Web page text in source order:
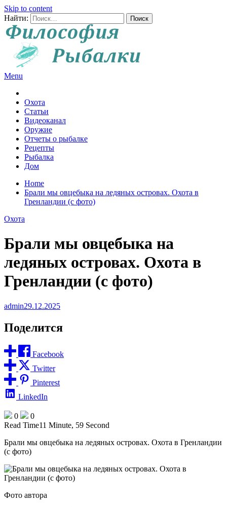
Skip to content
Найти:
Menu
Охота
Статьи
Видеоканал
Оружие
Отчеты о рыбалке
Рецепты
Рыбалка
Дом
Home
Брали мы овцебыка на ледяных островах. Охота в
Гренландии (с фото)
Охота
Брали мы овцебыка на
ледяных островах. Охота в
Гренландии (с фото)
admin29.12.2025
Поделится
Facebook
Twitter
Pinterest
LinkedIn
0
0
Read Time11 Minute, 59 Second
Брали мы овцебыка на ледяных островах. Охота в Гренландии
(с фото)
Фото автора